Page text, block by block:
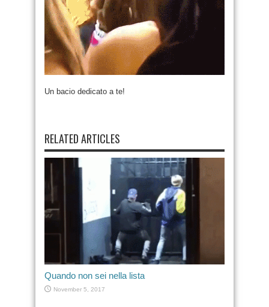
Un bacio dedicato a te!
RELATED ARTICLES
Quando non sei nella lista
November 5, 2017